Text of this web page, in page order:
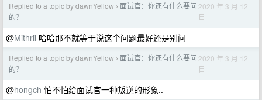
Replied to a topic by dawnYellow › 面试官：你还有什么要问
的？
2020 年 3 月 12
日
@Mithril 哈哈那不就等于说这个问题最好还是别问
Replied to a topic by dawnYellow › 面试官：你还有什么要问
的？
2020 年 3 月 12
日
@hongch 怕不怕给面试官一种叛逆的形象..